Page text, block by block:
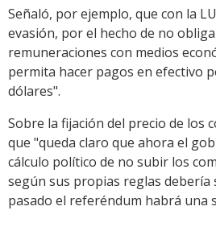
Señaló, por ejemplo, que con la
evasión, por el hecho de no
remuneraciones con medios
permita hacer pagos en efectivo
dólares".
Sobre la fijación del precio de los
que "queda claro que ahora el
cálculo político de no subir los
según sus propias reglas debería
pasado el referéndum habrá una